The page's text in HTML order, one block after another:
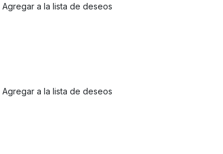
Agregar a la lista de deseos
Agregar a la lista de deseos